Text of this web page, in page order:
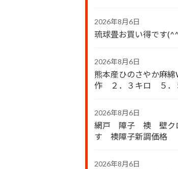
2026年8月6日
琉球畳お買い得です
2026年8月6日
熊本産ひのさやか麻
作 ２．３キロ ５．
2026年8月6日
網戸 障子 襖 壁ク
す 襖障子新調価格
2026年8月6日